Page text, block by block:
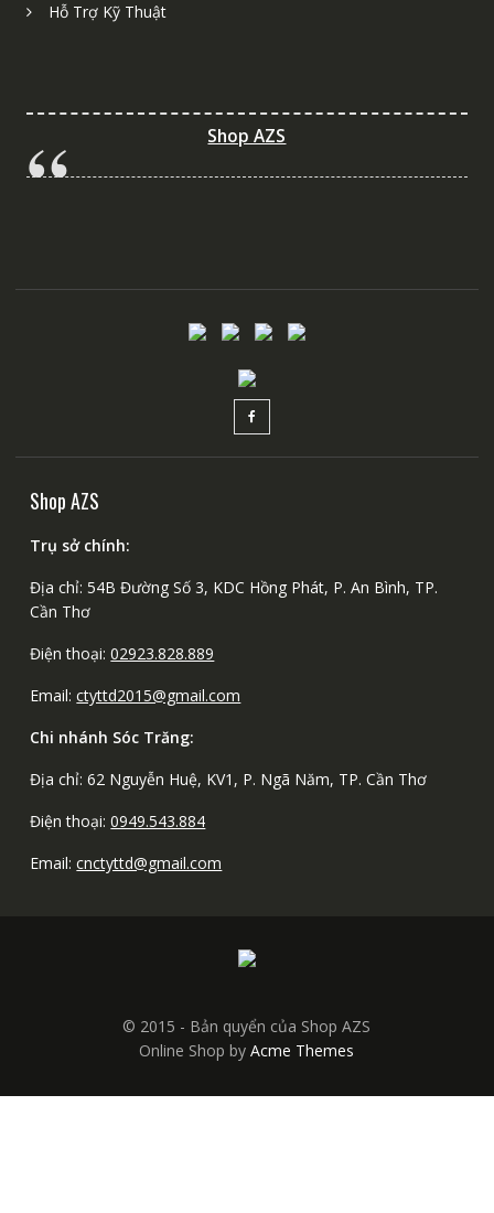
Hỗ Trợ Kỹ Thuật
Shop AZS
Shop AZS
Trụ sở chính:
Địa chỉ: 54B Đường Số 3, KDC Hồng Phát, P. An Bình, TP.
Cần Thơ
Điện thoại:02923.828.889
Email:ctyttd2015@gmail.com
Chi nhánh Sóc Trăng:
Địa chỉ: 62 Nguyễn Huệ, KV1, P. Ngã Năm, TP. Cần Thơ
Điện thoại:0949.543.884
Email:cnctyttd@gmail.com
© 2015 - Bản quyển của Shop AZS
Online Shop byAcme Themes